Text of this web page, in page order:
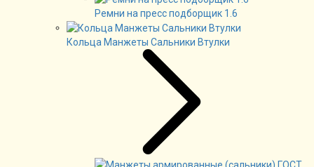
Ремни на пресс подборщик 1.6
Кольца Манжеты Сальники Втулки